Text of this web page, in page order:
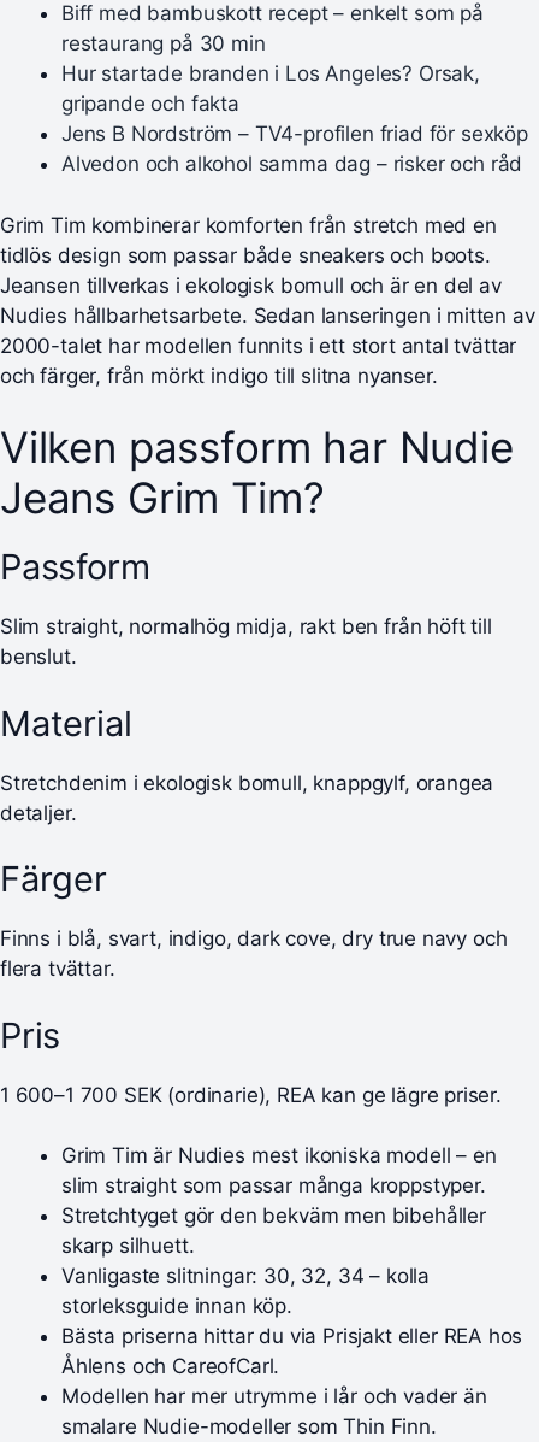
Biff med bambuskott recept – enkelt som på
restaurang på 30 min
Hur startade branden i Los Angeles? Orsak,
gripande och fakta
Jens B Nordström – TV4-profilen friad för sexköp
Alvedon och alkohol samma dag – risker och råd
Grim Tim kombinerar komforten från stretch med en
tidlös design som passar både sneakers och boots.
Jeansen tillverkas i ekologisk bomull och är en del av
Nudies hållbarhetsarbete. Sedan lanseringen i mitten av
2000-talet har modellen funnits i ett stort antal tvättar
och färger, från mörkt indigo till slitna nyanser.
Vilken passform har Nudie
Jeans Grim Tim?
Passform
Slim straight, normalhög midja, rakt ben från höft till
benslut.
Material
Stretchdenim i ekologisk bomull, knappgylf, orangea
detaljer.
Färger
Finns i blå, svart, indigo, dark cove, dry true navy och
flera tvättar.
Pris
1 600–1 700 SEK (ordinarie), REA kan ge lägre priser.
Grim Tim är Nudies mest ikoniska modell – en
slim straight som passar många kroppstyper.
Stretchtyget gör den bekväm men bibehåller
skarp silhuett.
Vanligaste slitningar: 30, 32, 34 – kolla
storleksguide innan köp.
Bästa priserna hittar du via Prisjakt eller REA hos
Åhlens och CareofCarl.
Modellen har mer utrymme i lår och vader än
smalare Nudie-modeller som Thin Finn.